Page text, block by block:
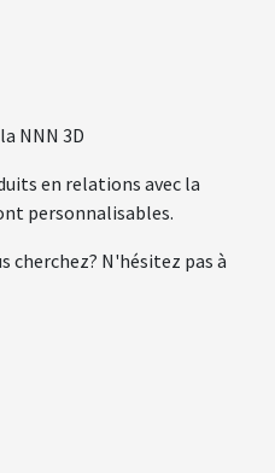
NNN 3D
en relations avec la
personnalisables.
cherchez? N'hésitez pas à